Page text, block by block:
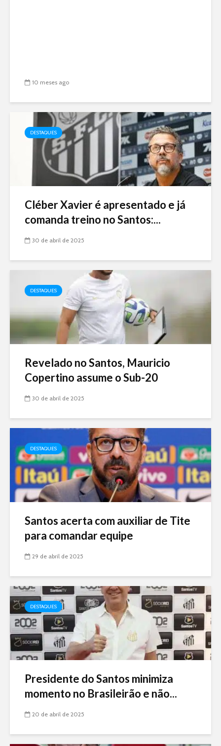
10 meses ago
DESTAQUES
Cléber Xavier é apresentado e já
comanda treino no Santos:...
30 de abril de 2025
DESTAQUES
Revelado no Santos, Mauricio
Copertino assume o Sub-20
30 de abril de 2025
DESTAQUES
Santos acerta com auxiliar de Tite
para comandar equipe
29 de abril de 2025
DESTAQUES
Presidente do Santos minimiza
momento no Brasileirão e não...
20 de abril de 2025